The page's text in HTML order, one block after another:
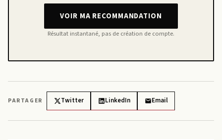
VOIR MA RECOMMANDATION
Résultat instantané, pas de création de compte.
PARTAGER Twitter LinkedIn Email